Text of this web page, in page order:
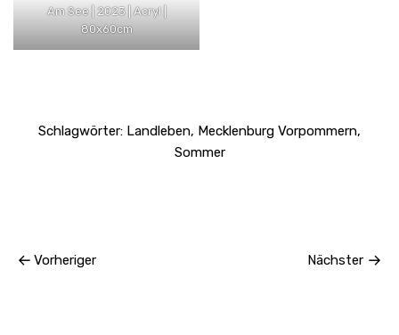
Am See | 2023 | Acryl |
80x60cm
Schlagwörter: Landleben, Mecklenburg Vorpommern,
Sommer
Vorheriger Nächster